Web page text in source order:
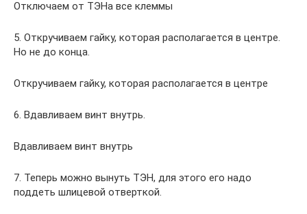
Отключаем от ТЭНа все клеммы
5. Откручиваем гайку, которая располагается в центре.
Но не до конца.
Откручиваем гайку, которая располагается в центре
6. Вдавливаем винт внутрь.
Вдавливаем винт внутрь
7. Теперь можно вынуть ТЭН, для этого его надо
поддеть шлицевой отверткой.